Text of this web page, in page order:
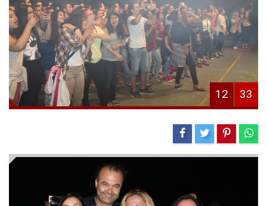
12 33